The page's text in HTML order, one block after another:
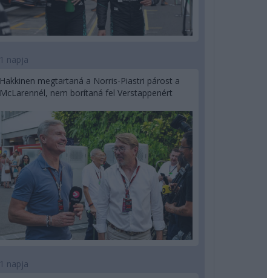
1 napja
Hakkinen megtartaná a Norris-Piastri párost a
McLarennél, nem borítaná fel Verstappenért
1 napja